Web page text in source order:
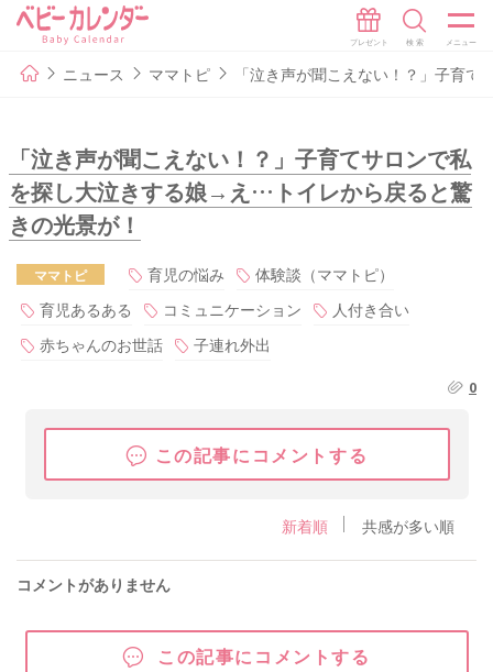
ニュース ママトピ 「泣き声が聞こえない！？」子育
「泣き声が聞こえない！？」子育てサロンで私
を探し大泣きする娘→え…トイレから戻ると驚
きの光景が！
ママトピ 育児の悩み
体験談（ママトピ）
育児あるある
コミュニケーション
人付き合い
赤ちゃんのお世話
子連れ外出
0
この記事にコメントする
新着順 共感が多い順
コメントがありません
この記事にコメントする